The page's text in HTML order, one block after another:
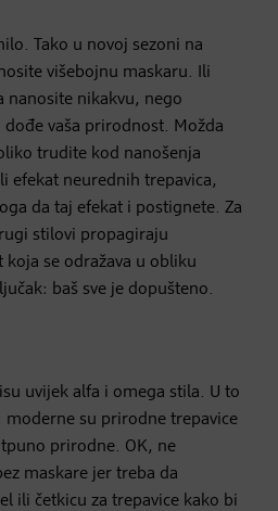
Tako u novoj sezoni na
višebojnu maskaru. Ili
nanosite nikakvu, nego
vaša prirodnost. Možda
trudite kod nanošenja
efekat neurednih trepavica,
da taj efekat i postignete. Za
stilovi propagiraju
se odražava u obliku
baš sve je dopušteno.
uvijek alfa i omega stila. U to
moderne su prirodne trepavice
prirodne. OK, ne
maskare jer treba da
ili četkicu za trepavice kako bi